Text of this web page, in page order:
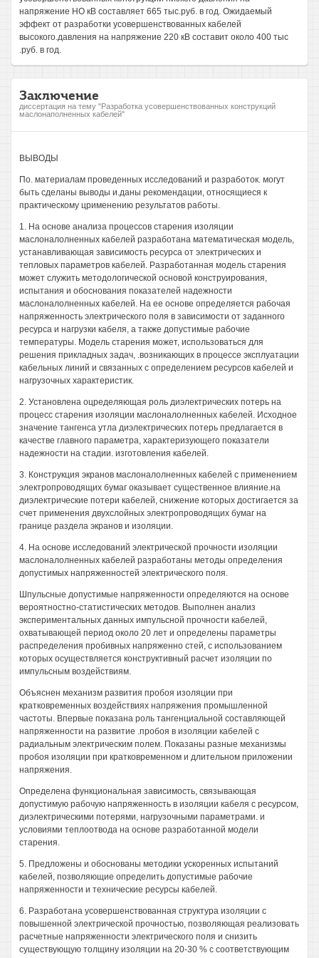
напряжение НО кВ составляет 665 тыс.руб. в год. Ожидаемый
эффект от разработки усовершенствованных кабелей
высокого.давления на напряжение 220 кВ составит около 400 тыс
.руб. в год.
Заключение
диссертация на тему "Разработка усовершенствованных конструкций
маслонаполненных кабелей"
ВЫВОДЫ
По. материалам проведенных исследований и разработок. могут
быть сделаны выводы и.даны рекомендации, относящиеся к
практическому црименению результатов работы.
1. На основе анализа процессов старения изоляции
маслоналолненных кабелей разработана математическая модель,
устанавливающая зависимость ресурса от электрических и
тепловых параметров кабелей. Разработанная модель старения
может служить методологической основой конструирования,
испытания и обоснования показателей надежности
маслоналолненных кабелей. На ее основе определяется рабочая
напряженность электрического поля в зависимости от заданного
ресурса и нагрузки кабеля, а также допустимые рабочие
температуры. Модель старения может, использоваться для
решения прикладных задач, .возникающих в процессе эксплуатации
кабельных линий и связанных с определением ресурсов кабелей и
нагрузочных характеристик.
2. Установлена оцределяющая роль диэлектрических потерь на
процесс старения изоляции маслоналолненных кабелей. Исходное
значение тангенса утла диэлектрических потерь предлагается в
качестве главного параметра, характеризующего показатели
надежности на стадии. изготовления кабелей.
3. Конструкция экранов маслоналолненных кабелей с применением
электропроводящих бумаг оказывает существенное влияние.на
диэлектрические потери кабелей, снижение которых достигается за
счет применения двухслойных электропроводящих бумаг на
границе раздела экранов и изоляции.
4. На основе исследований электрической прочности изоляции
маслоналолненных кабелей разработаны методы определения
допустимых напряженностей электрического поля.
Шпульсные допустимые напряженности определяются на основе
вероятностно-статистических методов. Выполнен анализ
экспериментальных данных импульсной прочности кабелей,
охватывающей период около 20 лет и определены параметры
распределения пробивных напряженно стей, с использованием
которых осуществляется конструктивный расчет изоляции по
импульсным воздействиям.
Объяснен механизм развития пробоя изоляции при
кратковременных воздействиях напряжения промышленной
частоты. Впервые показана роль тангенциальной составляющей
напряженности на развитие .пробоя в изоляции кабелей с
радиальным электрическим полем. Показаны разные механизмы
пробоя изоляции при кратковременном и длительном приложении
напряжения.
Определена функциональная зависимость, связывающая
допустимую рабочую напряженность в изоляции кабеля с ресурсом,
диэлектрическими потерями, нагрузочными параметрами. и
условиями теплоотвода на основе разработанной модели
старения.
5. Предложены и обоснованы методики ускоренных испытаний
кабелей, позволяющие определить допустимые рабочие
напряженности и технические ресурсы кабелей.
6. Разработана усовершенствованная структура изоляции с
повышенной электрической прочностью, позволяющая реализовать
расчетные напряженности электрического поля и снизить
существующую толщину изоляции на 20-30 % с соответствующим